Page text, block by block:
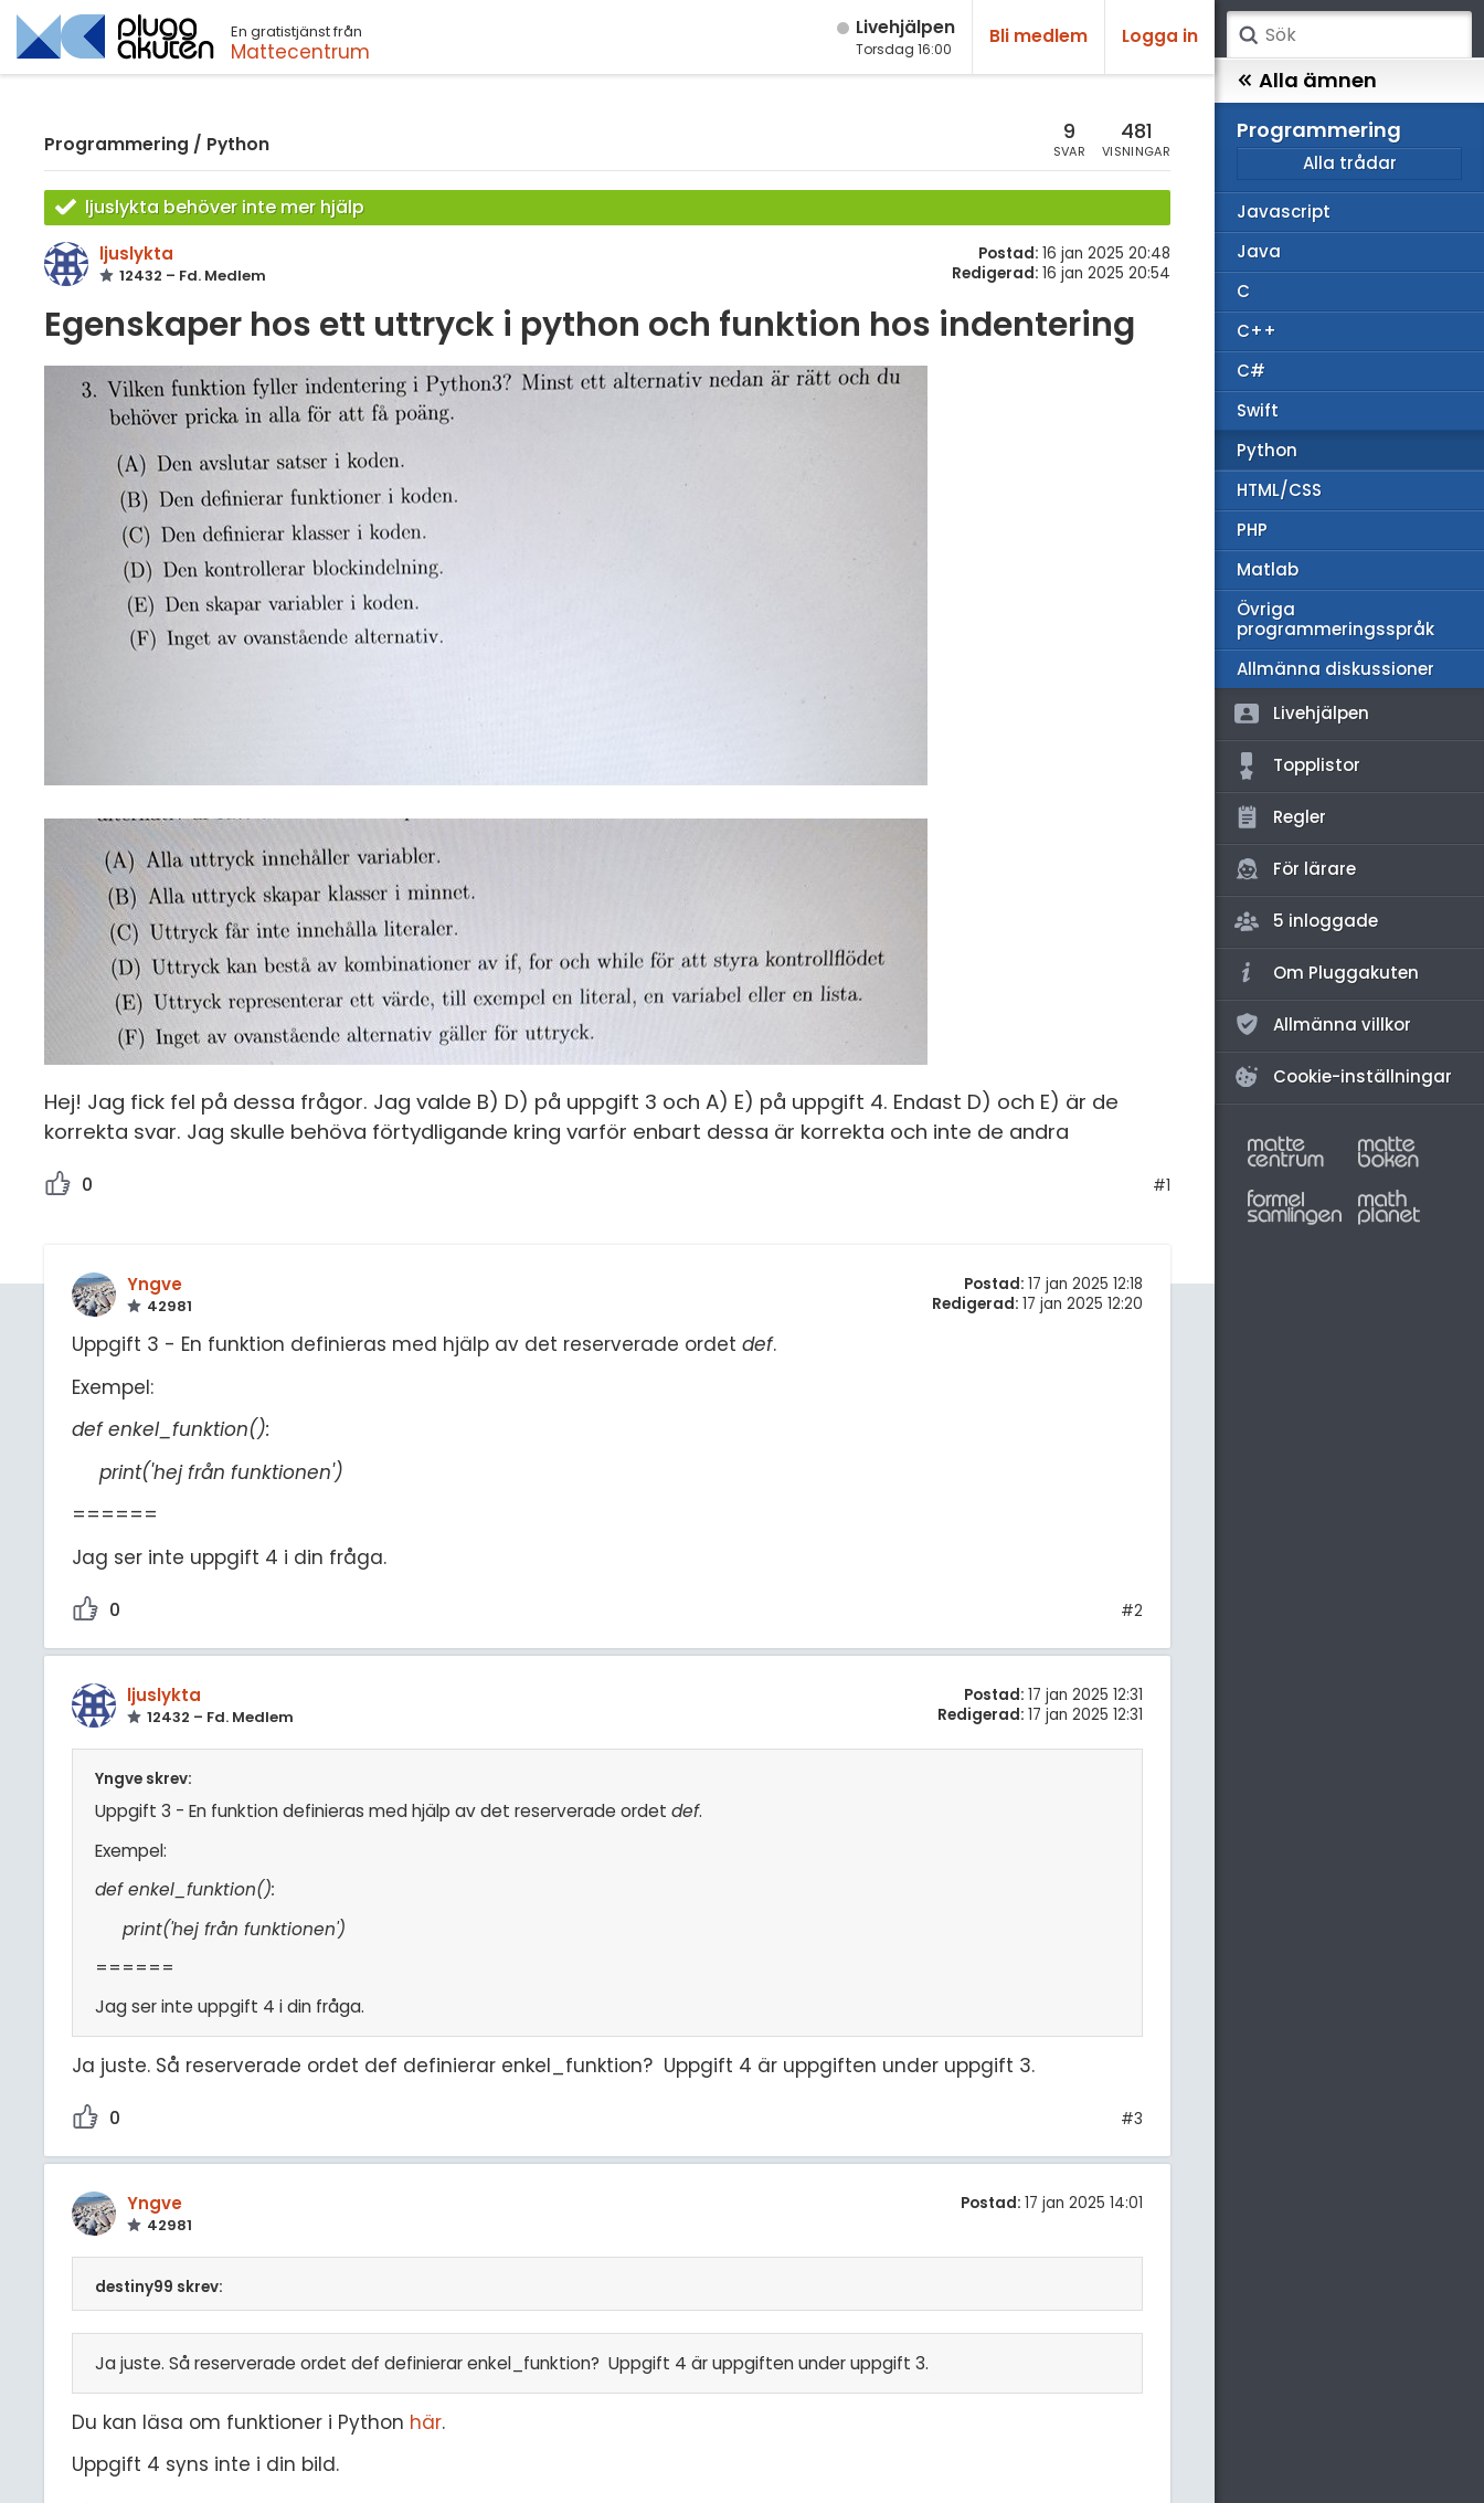
En gratistjänst från
Mattecentrum
Live­hjälpen
Torsdag 16:00
Bli medlem Logga in
Programmering / Python 9
SVAR
481
VISNINGAR
ljuslykta behöver inte mer hjälp
ljuslykta
12432 – Fd. Medlem
Postad: 16 jan 2025 20:48
Redigerad: 16 jan 2025 20:54
Egenskaper hos ett uttryck i python och funktion hos indentering
Hej! Jag fick fel på dessa frågor. Jag valde B) D) på uppgift 3 och A) E) på uppgift 4. Endast D) och E) är de
korrekta svar. Jag skulle behöva förtydligande kring varför enbart dessa är korrekta och inte de andra
0 #1
Yngve
42981
Postad: 17 jan 2025 12:18
Redigerad: 17 jan 2025 12:20
Uppgift 3 - En funktion definieras med hjälp av det reserverade ordet def.
Exempel:
def enkel_funktion():
print('hej från funktionen')
======
Jag ser inte uppgift 4 i din fråga.
0 #2
ljuslykta
12432 – Fd. Medlem
Postad: 17 jan 2025 12:31
Redigerad: 17 jan 2025 12:31
Yngve skrev:
Uppgift 3 - En funktion definieras med hjälp av det reserverade ordet def.
Exempel:
def enkel_funktion():
print('hej från funktionen')
======
Jag ser inte uppgift 4 i din fråga.
Ja juste. Så reserverade ordet def definierar enkel_funktion? Uppgift 4 är uppgiften under uppgift 3.
0 #3
Yngve
42981
Postad: 17 jan 2025 14:01
destiny99 skrev:
Ja juste. Så reserverade ordet def definierar enkel_funktion? Uppgift 4 är uppgiften under uppgift 3.
Du kan läsa om funktioner i Python här.
Uppgift 4 syns inte i din bild.
Sök
Matematik
Kemi
Biologi
Teknik & Bygg
Programmering
Alla ämnen
Programmering
Alla trådar
Javascript
Java
C
C++
C#
Swift
Python
HTML/CSS
PHP
Matlab
Övriga
programmeringsspråk
Allmänna diskussioner
Livehjälpen
Topplistor
Regler
För lärare
5 inloggade
Om Pluggakuten
Allmänna villkor
Cookie-inställningar